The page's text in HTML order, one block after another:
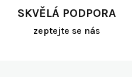
SKVĚLÁ PODPORA
zeptejte se nás